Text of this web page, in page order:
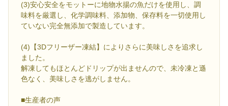
(3)安心安全をモットーに地物水揚の魚だけを使用し、調
味料を厳選し、化学調味料、添加物、保存料を一切使用し
ていない完全無添加で製造しています。
(4)【3Dフリーザー凍結】によりさらに美味しさを追求し
ました。
解凍してもほとんどドリップが出ませんので、未冷凍と遜
色なく、美味しさを逃がしません。
■生産者の声